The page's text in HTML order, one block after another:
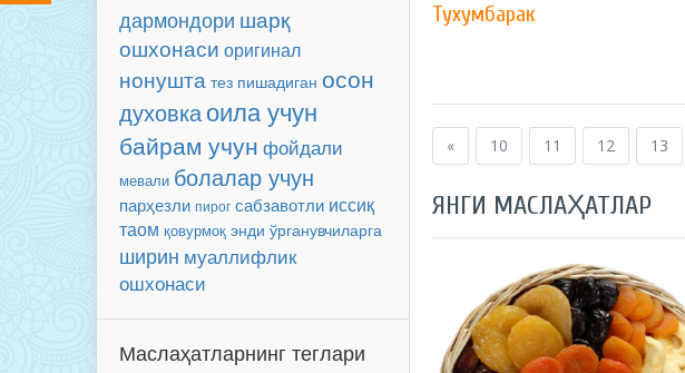
дармондори шарқ
ошхонаси оригинал
нонушта тез пишадиган осон
духовкаоила учун
байрам учун фойдали
мевали болалар учун
парҳезли пирог сабзавотли иссиқ
таом қовурмоқ энди ўрганувчиларга
ширин муаллифлик
ошхонаси
Маслаҳатларнинг теглари
Тухумбарак
« 10 11 12 13
ЯНГИ МАСЛАҲАТЛАР